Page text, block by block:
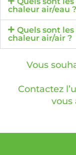
chaleur air/eau ?
Quels sont
chaleur air/air ?
Vous
Contactez
vous